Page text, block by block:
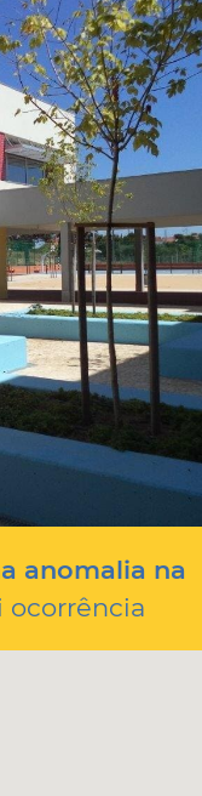
anomalia na
ocorrência